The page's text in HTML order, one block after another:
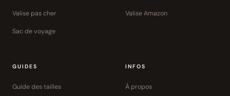
Valise pas cher
Sac de voyage
Valise Amazon
GUIDES
Guide des tailles
INFOS
À propos